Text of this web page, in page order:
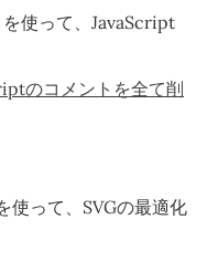
使って、JavaScript
のコメントを全て削
使って、SVGの最適化